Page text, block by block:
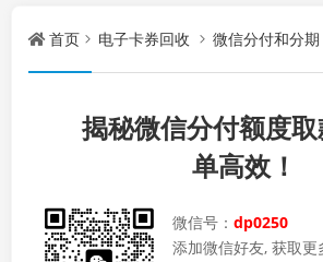
首页 电子卡券回收 微信分付和分期
揭秘微信分付额度取
单高效！
微信号： dp0250
添加微信好友, 获取更